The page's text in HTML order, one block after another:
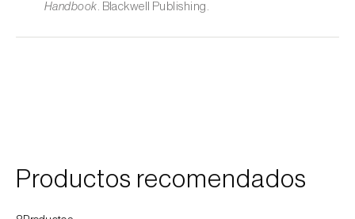
Drosófila de alas manchadas ( Drosophila
Handbook. Blackwell Publishing.
Productos recomendados